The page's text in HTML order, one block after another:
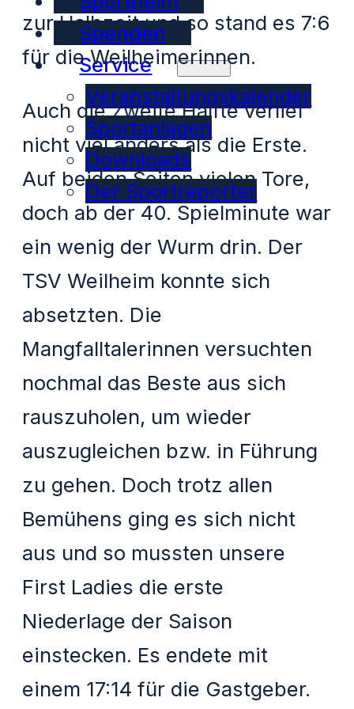
Spenden
Service
Veranstaltungskalender
Sportanlagen
Downloads
Der Sportreporter
zur Halbzeit und so stand es 7:6
für die Weilheimerinnen.
Auch die zweite Hälfte verlief
nicht viel anders als die Erste.
Auf beiden Seiten vielen Tore,
doch ab der 40. Spielminute war
ein wenig der Wurm drin. Der
TSV Weilheim konnte sich
absetzten. Die
Mangfalltalerinnen versuchten
nochmal das Beste aus sich
rauszuholen, um wieder
auszugleichen bzw. in Führung
zu gehen. Doch trotz allen
Bemühens ging es sich nicht
aus und so mussten unsere
First Ladies die erste
Niederlage der Saison
einstecken. Es endete mit
einem 17:14 für die Gastgeber.